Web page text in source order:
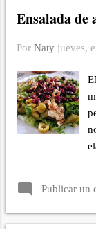
Ensalada de
Por Naty jueves,
Publicar un